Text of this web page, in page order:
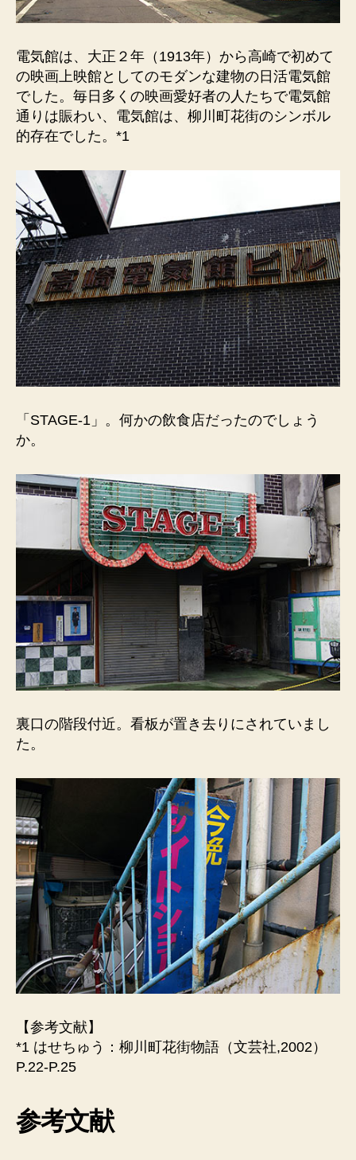
へ
の
電気館は、大正２年（1913年）から高崎で初めて
の映画上映館としてのモダンな建物の日活電気館
でした。毎日多くの映画愛好者の人たちで電気館
通りは賑わい、電気館は、柳川町花街のシンボル
的存在でした。*1
「STAGE-1」。何かの飲食店だったのでしょう
か。
裏口の階段付近。看板が置き去りにされていまし
た。
【参考文献】
*1 はせちゅう：柳川町花街物語（文芸社,2002）
P.22-P.25
参考文献